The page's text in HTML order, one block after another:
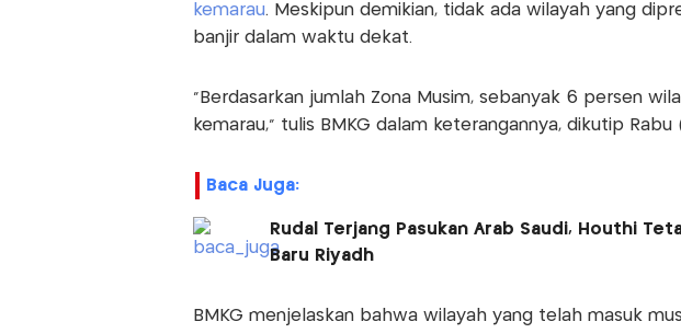
kemarau. Meskipun demikian, tidak ada wilayah yang
banjir dalam waktu dekat.
“Berdasarkan jumlah Zona Musim, sebanyak 6 persen
kemarau,” tulis BMKG dalam keterangannya, dikutip Rabu
Baca Juga:
Rudal Terjang Pasukan Arab Saudi, Houthi
Baru Riyadh
BMKG menjelaskan bahwa wilayah yang telah masuk